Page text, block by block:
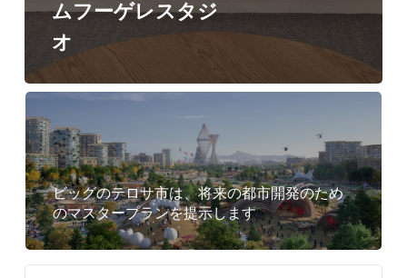
ゲ
レ
ス
タ
ジ
オ
ムフーゲレスタジ
オ
ビッグのテロサ市は、将来の都市開発のため
のマスタープランを提示します